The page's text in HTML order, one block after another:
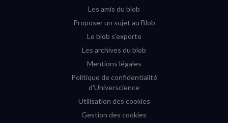
Les amis du blob
Proposer un sujet au Blob
Le blob s'exporte
Les archives du blob
Mentions légales
Politique de confidentialité
d'Universcience
Utilisation des cookies
Gestion des cookies